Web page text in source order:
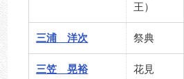
王）
三浦 洋次 祭典
三笠 晃裕 花見